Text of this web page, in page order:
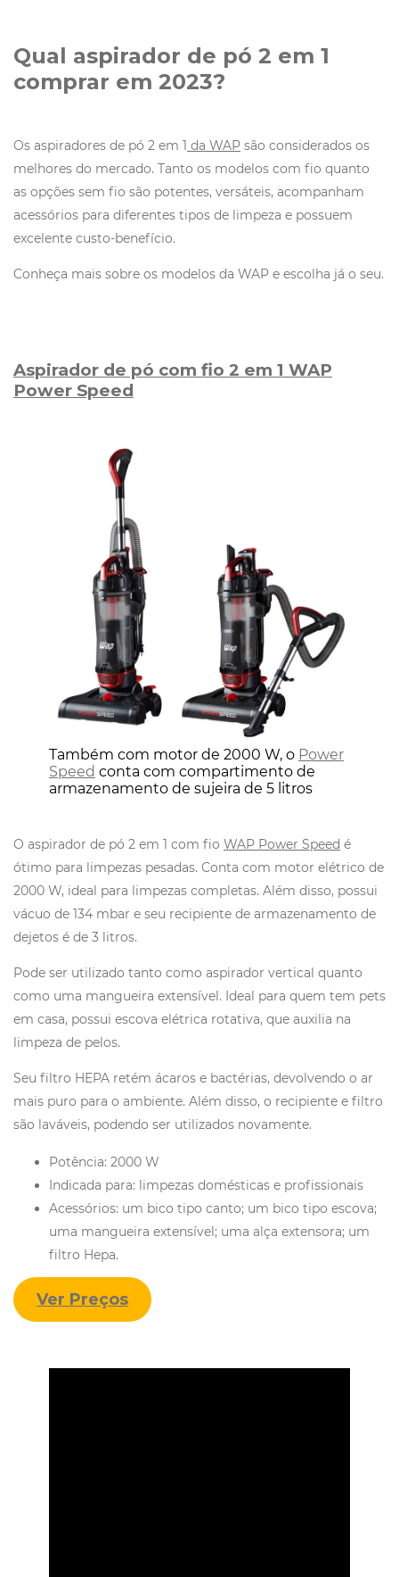
Qual aspirador de pó 2 em 1
comprar em 2023?
Os aspiradores de pó 2 em 1 da WAP são considerados os
melhores do mercado. Tanto os modelos com fio quanto
as opções sem fio são potentes, versáteis, acompanham
acessórios para diferentes tipos de limpeza e possuem
excelente custo-benefício.
Conheça mais sobre os modelos da WAP e escolha já o seu.
Aspirador de pó com fio 2 em 1 WAP
Power Speed
Também com motor de 2000 W, o Power
Speed conta com compartimento de
armazenamento de sujeira de 5 litros
O aspirador de pó 2 em 1 com fio WAP Power Speed é
ótimo para limpezas pesadas. Conta com motor elétrico de
2000 W, ideal para limpezas completas. Além disso, possui
vácuo de 134 mbar e seu recipiente de armazenamento de
dejetos é de 3 litros.
Pode ser utilizado tanto como aspirador vertical quanto
como uma mangueira extensível. Ideal para quem tem pets
em casa, possui escova elétrica rotativa, que auxilia na
limpeza de pelos.
Seu filtro HEPA retém ácaros e bactérias, devolvendo o ar
mais puro para o ambiente. Além disso, o recipiente e filtro
são laváveis, podendo ser utilizados novamente.
Potência: 2000 W
Indicada para: limpezas domésticas e profissionais
Acessórios: um bico tipo canto; um bico tipo escova;
uma mangueira extensível; uma alça extensora; um
filtro Hepa.
Ver Preços